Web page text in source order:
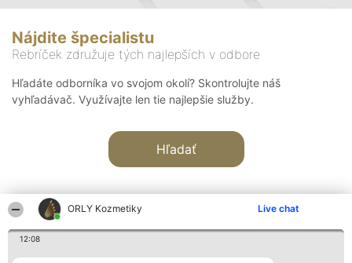
ORLY Kozmetiky Live chat
12:08
Nájdite špecialistu
Rebríček združuje tých najlepších v odbore
Hľadáte odborníka vo svojom okolí? Skontrolujte náš
vyhľadávač. Využívajte len tie najlepšie služby.
Hľadať